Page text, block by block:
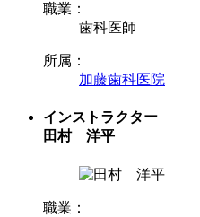
職業：
歯科医師
所属：
加藤歯科医院
インストラクター
田村 洋平
職業：